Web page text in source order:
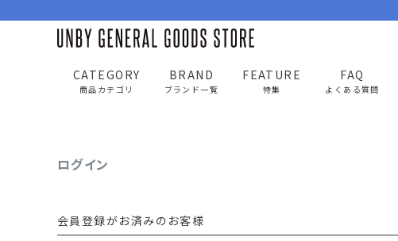
CATEGORY
商品カテゴリ
リュック/バックパック
トップス
BRAND
ブランド一覧
FEATURE
特集
FAQ
よくある質問
UNBY GENERAL GOODS STORE ログイン
ログイン
会員登録がお済みのお客様